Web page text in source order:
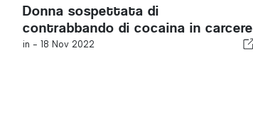
Donna sospettata di
contrabbando di cocaina in carcere
in - 18 Nov 2022